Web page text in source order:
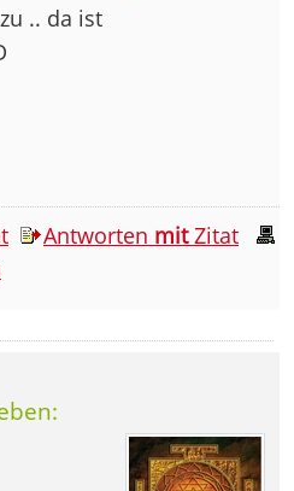
.. da ist
Antworten mitZitat